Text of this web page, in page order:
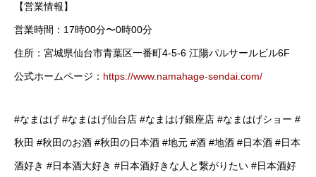
【営業情報】
営業時間：17時00分〜0時00分
住所：宮城県仙台市青葉区一番町4-5-6 江陽パルサールビル6F
公式ホームページ： https://www.namahage-sendai.com/
#なまはげ #なまはげ仙台店 #なまはげ銀座店 #なまはげショー #
秋田 #秋田のお酒 #秋田の日本酒 #地元 #酒 #地酒 #日本酒 #日本
酒好き #日本酒大好き #日本酒好きな人と繋がりたい #日本酒好